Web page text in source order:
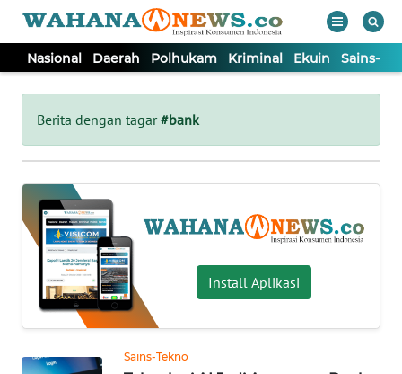
Nasional Daerah Polhukam Kriminal Ekuin Sains-
Berita dengan tagar#bank
Install Aplikasi
Sains-Tekno
Tutup
NASIONAL
DAERAH
POLHUKAM
KRIMINAL
EKUIN